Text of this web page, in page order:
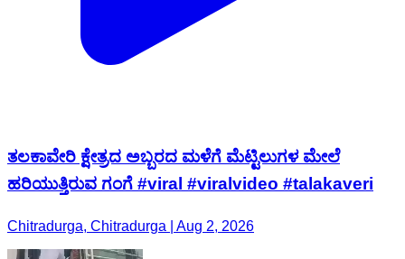
ತಲಕಾವೇರಿ ಕ್ಷೇತ್ರದ ಅಬ್ಬರದ ಮಳೆಗೆ ಮೆಟ್ಟಿಲುಗಳ ಮೇಲೆ
ಹರಿಯುತ್ತಿರುವ ಗಂಗೆ #viral #viralvideo #talakaveri
Chitradurga, Chitradurga | Aug 2, 2026